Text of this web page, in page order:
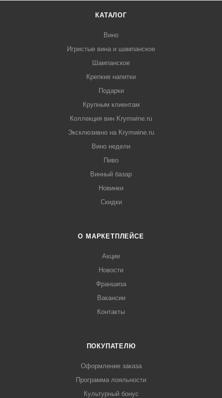
КАТАЛОГ
Вино
Игристые вина и шампанское
Шампанское
Крепкие напитки
Подарки
Крупным клиентам
Коллекция вин Krymwine.ru
Эксклюзивно на Krymwine.ru
Вино недели
Пиво
Винный базар
Новинки
Скидки
О МАРКЕТПЛЕЙСЕ
Акции
Новости
Франшиза
Вакансии
Контакты
ПОКУПАТЕЛЮ
Оформление заказа
Программа лояльности
Культурный бонус